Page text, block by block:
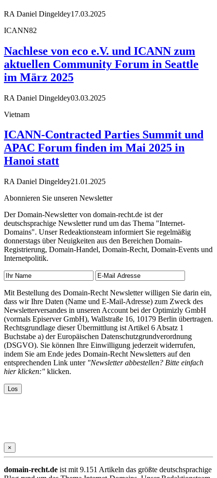
RA Daniel Dingeldey17.03.2025
ICANN82
Nachlese von eco e.V. und ICANN zum
aktuellen Community Forum in Seattle
im März 2025
RA Daniel Dingeldey03.03.2025
Vietnam
ICANN-Contracted Parties Summit und
APAC Forum finden im Mai 2025 in
Hanoi statt
RA Daniel Dingeldey21.01.2025
Abonnieren Sie unseren Newsletter
Der Domain-Newsletter von domain-recht.de ist der
deutschsprachige Newsletter rund um das Thema "Internet-
Domains". Unser Redeaktionsteam informiert Sie regelmäßig
donnerstags über Neuigkeiten aus den Bereichen Domain-
Registrierung, Domain-Handel, Domain-Recht, Domain-Events und
Internetpolitik.
Mit Bestellung des Domain-Recht Newsletter willigen Sie darin ein,
dass wir Ihre Daten (Name und E-Mail-Adresse) zum Zweck des
Newsletterversandes in unseren Account bei der Optimizly GmbH
(vormals Episerver GmbH), Wallstraße 16, 10179 Berlin übertragen.
Rechtsgrundlage dieser Übermittlung ist Artikel 6 Absatz 1
Buchstabe a) der Europäischen Datenschutzgrundverordnung
(DSGVO). Sie können Ihre Einwilligung jederzeit widerrufen,
indem Sie am Ende jedes Domain-Recht Newsletters auf den
entsprechenden Link unter "Newsletter abbestellen? Bitte einfach
hier klicken:" klicken.
×
domain-recht.de ist mit 9.151 Artikeln das größte deutschsprachige